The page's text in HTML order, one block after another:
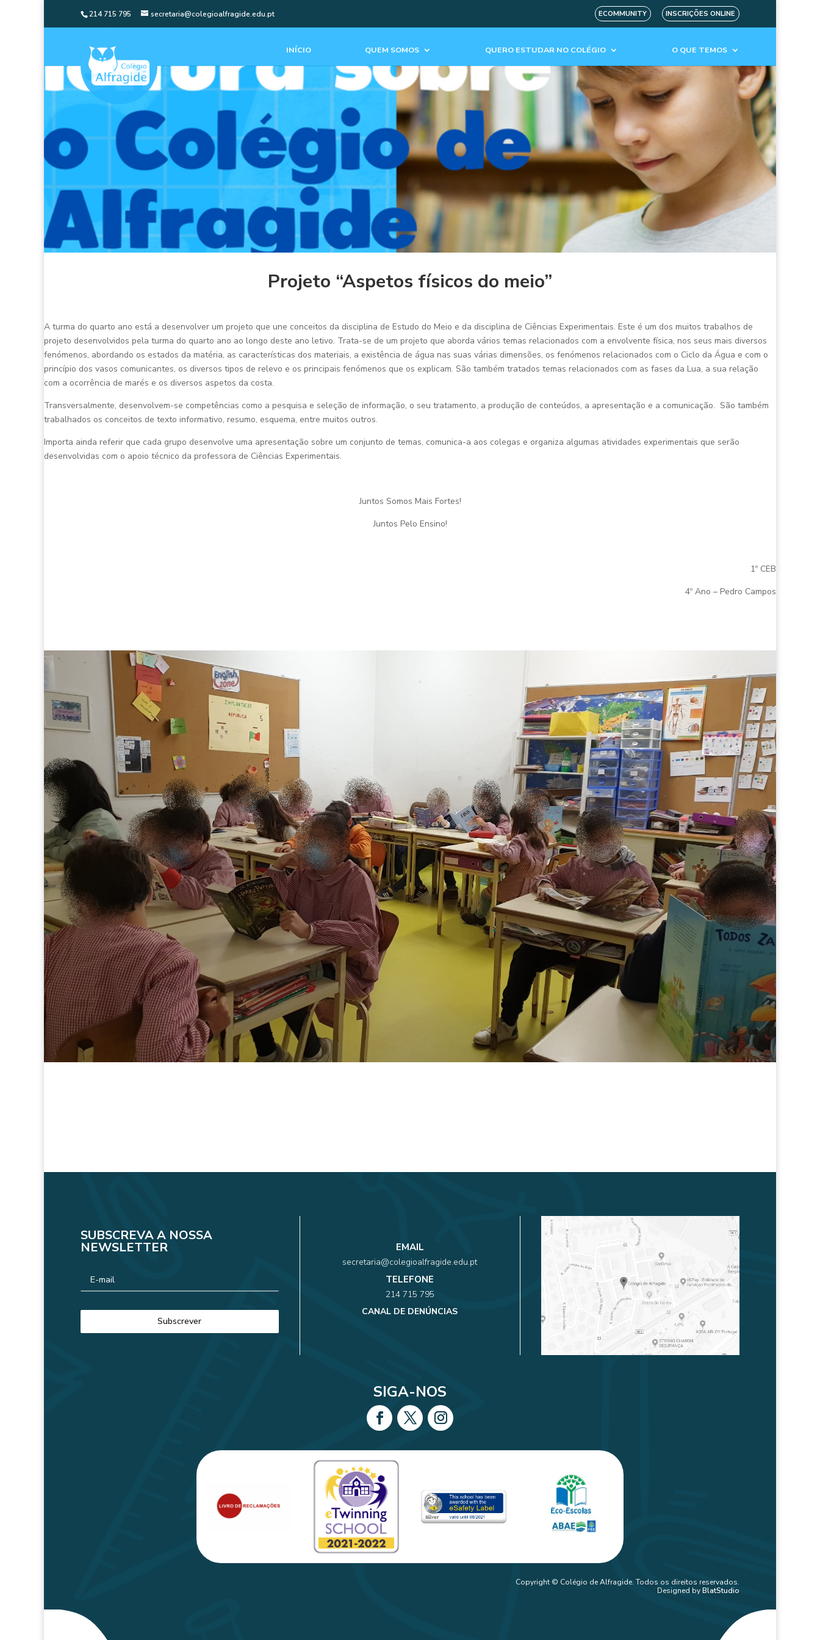
214 715 795 secretaria@colegioalfragide.edu.pt ECOMMUNITY INSCRIÇÕES ONLINE
INÍCIO QUEM SOMOS QUERO ESTUDAR NO COLÉGIO O QUE TEMOS
Projeto “Aspetos físicos do meio”
A turma do quarto ano está a desenvolver um projeto que une conceitos da disciplina de Estudo do Meio e da disciplina de Ciências Experimentais. Este é um dos muitos trabalhos de
projeto desenvolvidos pela turma do quarto ano ao longo deste ano letivo. Trata-se de um projeto que aborda vários temas relacionados com a envolvente física, nos seus mais diversos
fenómenos, abordando os estados da matéria, as características dos materiais, a existência de água nas suas várias dimensões, os fenómenos relacionados com o Ciclo da Água e com o
princípio dos vasos comunicantes, os diversos tipos de relevo e os principais fenómenos que os explicam. São também tratados temas relacionados com as fases da Lua, a sua relação
com a ocorrência de marés e os diversos aspetos da costa.
Transversalmente, desenvolvem-se competências como a pesquisa e seleção de informação, o seu tratamento, a produção de conteúdos, a apresentação e a comunicação. São também
trabalhados os conceitos de texto informativo, resumo, esquema, entre muitos outros.
Importa ainda referir que cada grupo desenvolve uma apresentação sobre um conjunto de temas, comunica-a aos colegas e organiza algumas atividades experimentais que serão
desenvolvidas com o apoio técnico da professora de Ciências Experimentais.
Juntos Somos Mais Fortes!
Juntos Pelo Ensino!
1º CEB
4º Ano – Pedro Campos
SUBSCREVA A NOSSA
NEWSLETTER EMAIL
secretaria@colegioalfragide.edu.pt
TELEFONE
214 715 795
CANAL DE DENÚNCIAS
SIGA-NOS
Copyright © Colégio de Alfragide. Todos os direitos reservados.
Designed byBlatStudio